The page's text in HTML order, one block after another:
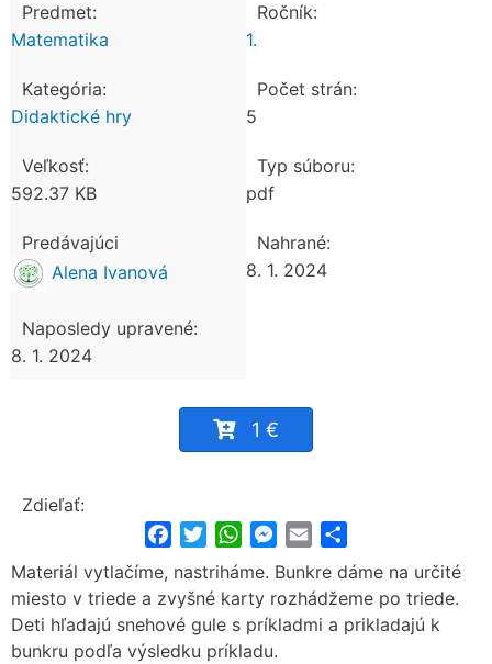
Predmet:
Matematika
Ročník:
1.
Kategória:
Didaktické hry
Počet strán:
5
Veľkosť:
592.37 KB
Typ súboru:
pdf
Predávajúci
Alena Ivanová
Nahrané:
8. 1. 2024
Naposledy upravené:
8. 1. 2024
1 €
Zdieľať:
FacebookTwitterWhatsApp
Messenger
Email
Materiál vytlačíme, nastriháme. Bunkre dáme na určité
miesto v triede a zvyšné karty rozhádžeme po triede.
Deti hľadajú snehové gule s príkladmi a prikladajú k
bunkru podľa výsledku príkladu.